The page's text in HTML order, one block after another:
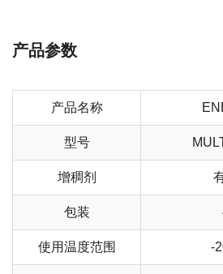
产品参数
产品名称
型号
增稠剂
包装
使用温度范围 -